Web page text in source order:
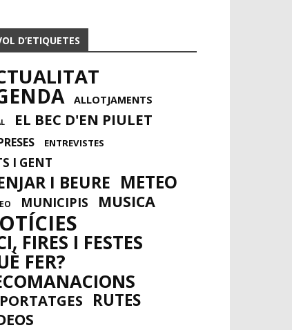
D’ETIQUETES
ALLOTJAMENTS
EL BEC D'EN PIULET
ENTREVISTES
I GENT
I BEURE METEO
MUNICIPIS MUSICA
FIRES I FESTES
FER?
RUTES